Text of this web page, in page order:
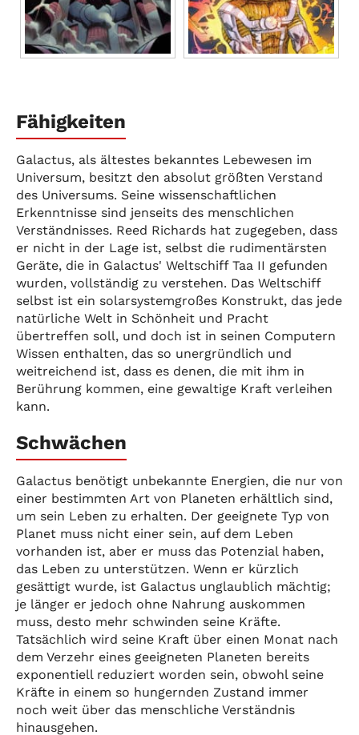
Fähigkeiten
Galactus, als ältestes bekanntes Lebewesen im
Universum, besitzt den absolut größten Verstand
des Universums. Seine wissenschaftlichen
Erkenntnisse sind jenseits des menschlichen
Verständnisses. Reed Richards hat zugegeben, dass
er nicht in der Lage ist, selbst die rudimentärsten
Geräte, die in Galactus' Weltschiff Taa II gefunden
wurden, vollständig zu verstehen. Das Weltschiff
selbst ist ein solarsystemgroßes Konstrukt, das jede
natürliche Welt in Schönheit und Pracht
übertreffen soll, und doch ist in seinen Computern
Wissen enthalten, das so unergründlich und
weitreichend ist, dass es denen, die mit ihm in
Berührung kommen, eine gewaltige Kraft verleihen
kann.
Schwächen
Galactus benötigt unbekannte Energien, die nur von
einer bestimmten Art von Planeten erhältlich sind,
um sein Leben zu erhalten. Der geeignete Typ von
Planet muss nicht einer sein, auf dem Leben
vorhanden ist, aber er muss das Potenzial haben,
das Leben zu unterstützen. Wenn er kürzlich
gesättigt wurde, ist Galactus unglaublich mächtig;
je länger er jedoch ohne Nahrung auskommen
muss, desto mehr schwinden seine Kräfte.
Tatsächlich wird seine Kraft über einen Monat nach
dem Verzehr eines geeigneten Planeten bereits
exponentiell reduziert worden sein, obwohl seine
Kräfte in einem so hungernden Zustand immer
noch weit über das menschliche Verständnis
hinausgehen.